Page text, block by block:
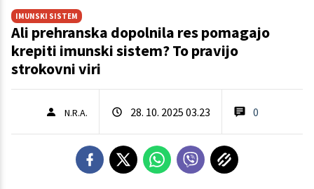
IMUNSKI SISTEM
Ali prehranska dopolnila res pomagajo
krepiti imunski sistem? To pravijo
strokovni viri
N.R.A. 28. 10. 2025 03.23 0